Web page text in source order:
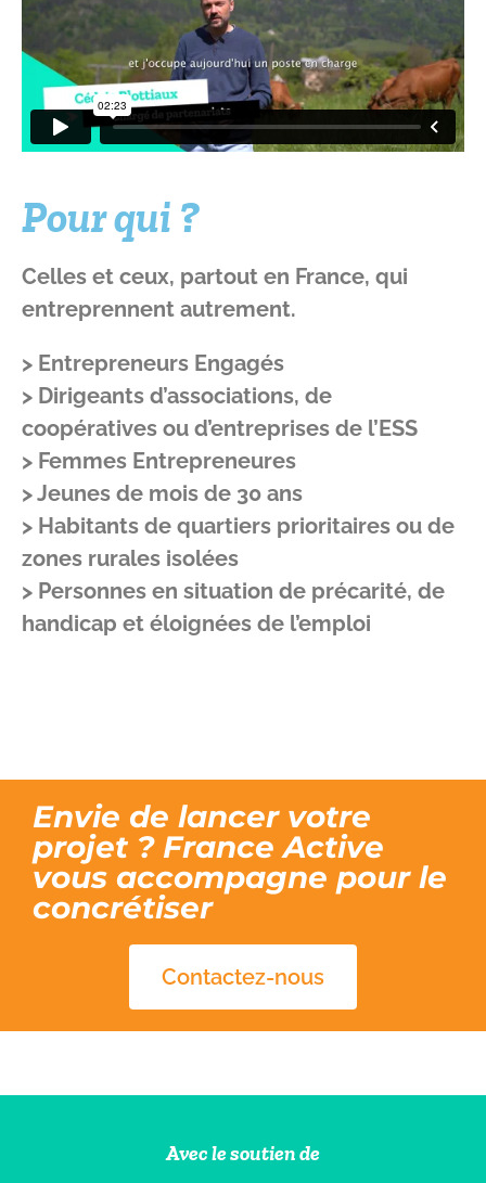
Pour qui ?
Celles et ceux, partout en France, qui
entreprennent autrement.
> Entrepreneurs Engagés
> Dirigeants d’associations, de
coopératives ou d’entreprises de l’ESS
> Femmes Entrepreneures
> Jeunes de mois de 30 ans
> Habitants de quartiers prioritaires ou de
zones rurales isolées
> Personnes en situation de précarité, de
handicap et éloignées de l’emploi
Envie de lancer votre
projet ? France Active
vous accompagne pour le
concrétiser
Contactez-nous
Avec le soutien de